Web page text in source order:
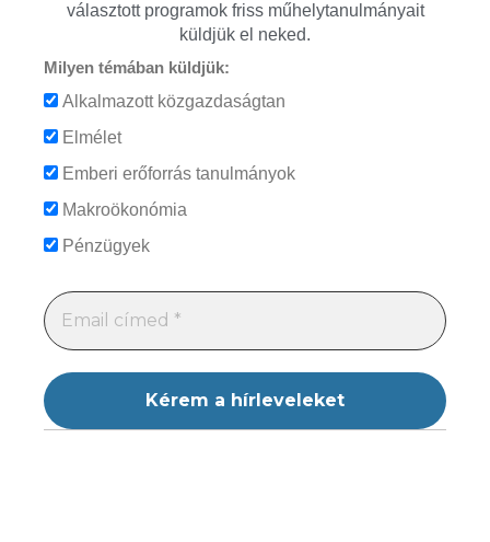
választott programok friss műhelytanulmányait
küldjük el neked.
Milyen témában küldjük:
Alkalmazott közgazdaságtan
Elmélet
Emberi erőforrás tanulmányok
Makroökonómia
Pénzügyek